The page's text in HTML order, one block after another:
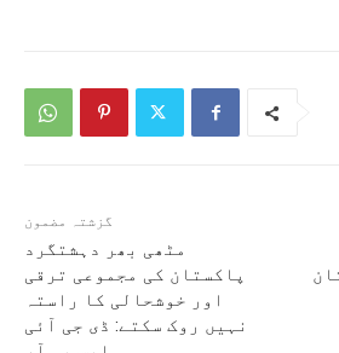
گزشتہ مضمون
مٹھی بھر دہشتگرد
پاکستان کی مجموعی ترقی
اور خوشحالی کا راستہ
نہیں روک سکتے: ڈی جی آئی